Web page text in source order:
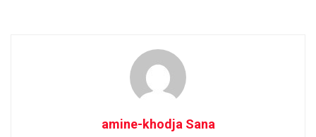
amine-khodja Sana